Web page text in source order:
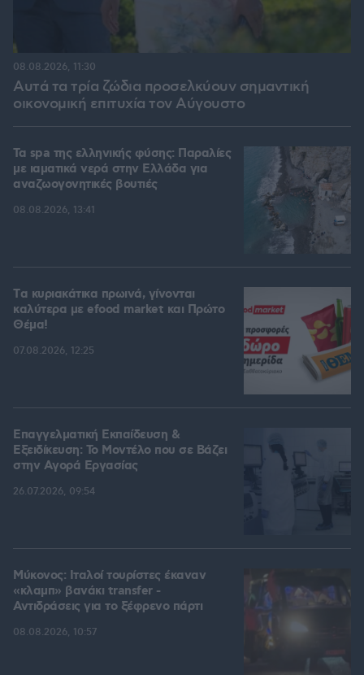
Αυτά τα τρία ζώδια προσελκύουν σημαντική
οικονομική επιτυχία τον Αύγουστο
08.08.2026, 11:30
Τα spa της ελληνικής φύσης: Παραλίες
με ιαματικά νερά στην Ελλάδα για
αναζωογονητικές βουτιές
08.08.2026, 13:41
Tα κυριακάτικα πρωινά, γίνονται
καλύτερα με efood market και Πρώτο
Θέμα!
07.08.2026, 12:25
Επαγγελματική Εκπαίδευση &
Εξειδίκευση: Το Mοντέλο που σε Bάζει
στην Aγορά Eργασίας
26.07.2026, 09:54
Μύκονος: Ιταλοί τουρίστες έκαναν
«κλαμπ» βανάκι transfer -
Αντιδράσεις για το ξέφρενο πάρτι
08.08.2026, 10:57